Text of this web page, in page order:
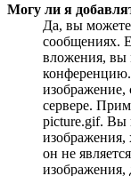
Могу ли я
Да, вы
сообщениях.
вложения, вы
изображение,
сервере.
picture.gif. Вы
изображения,
он не
изображения,